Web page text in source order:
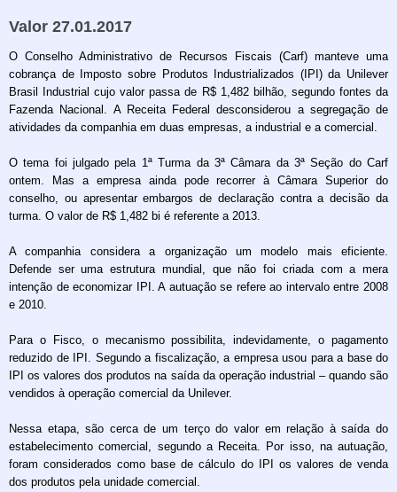
Valor 27.01.2017
O Conselho Administrativo de Recursos Fiscais (Carf) manteve uma
cobrança de Imposto sobre Produtos Industrializados (IPI) da Unilever
Brasil Industrial cujo valor passa de R$ 1,482 bilhão, segundo fontes da
Fazenda Nacional. A Receita Federal desconsiderou a segregação de
atividades da companhia em duas empresas, a industrial e a comercial.
O tema foi julgado pela 1ª Turma da 3ª Câmara da 3ª Seção do Carf
ontem. Mas a empresa ainda pode recorrer à Câmara Superior do
conselho, ou apresentar embargos de declaração contra a decisão da
turma. O valor de R$ 1,482 bi é referente a 2013.
A companhia considera a organização um modelo mais eficiente.
Defende ser uma estrutura mundial, que não foi criada com a mera
intenção de economizar IPI. A autuação se refere ao intervalo entre 2008
e 2010.
Para o Fisco, o mecanismo possibilita, indevidamente, o pagamento
reduzido de IPI. Segundo a fiscalização, a empresa usou para a base do
IPI os valores dos produtos na saída da operação industrial – quando são
vendidos à operação comercial da Unilever.
Nessa etapa, são cerca de um terço do valor em relação à saída do
estabelecimento comercial, segundo a Receita. Por isso, na autuação,
foram considerados como base de cálculo do IPI os valores de venda
dos produtos pela unidade comercial.